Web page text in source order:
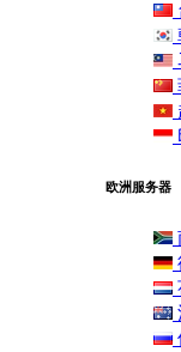
欧洲服务器